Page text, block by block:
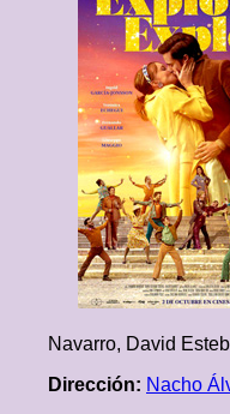
Navarro, David
Dirección: Nacho